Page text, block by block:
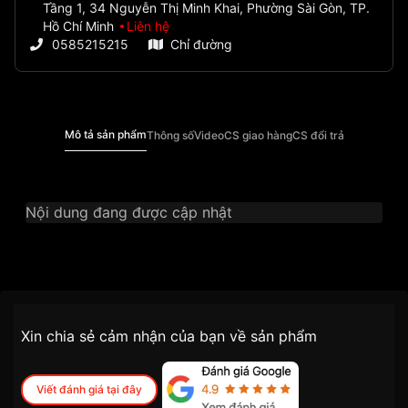
Tầng 1, 34 Nguyễn Thị Minh Khai, Phường Sài Gòn, TP.
Hồ Chí Minh
Liên hệ
0585215215
Chỉ đường
Mô tả sản phẩmThông sốVideoCS giao hàngCS đổi trả
Nội dung đang được cập nhật
SKU BL2333-10LTNI-K
Đối tượng sử dụng Nữ
tiện lợi –
nhanh chóng – minh bạch
Xin chia sẻ cảm nhận của bạn về sản phẩm
Viết đánh giá tại đây